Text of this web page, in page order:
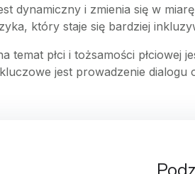
dynamiczny i zmienia się w
który staje się bardziej
temat płci i tożsamości
jest prowadzenie dialogu